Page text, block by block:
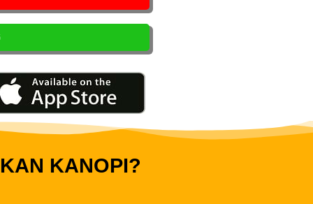
KANOPI?